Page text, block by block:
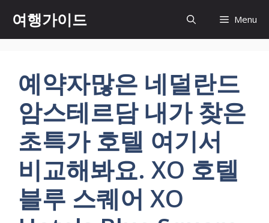
츠
여행가이드 Menu
예약자많은 네덜란드
암스테르담 내가 찾은
초특가 호텔 여기서
비교해봐요. XO 호텔
블루 스퀘어 XO